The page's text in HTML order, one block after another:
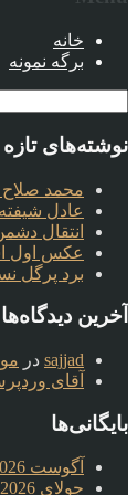
خانه
برگه نمونه
نوشته‌های تازه
محمد صلاح
عادل
انتقال
عکس اول
برد پرگل
آخرین دیدگاه‌ها
sajjad در
آقای
بایگانی‌ها
آگوست 2026
جولای 2026